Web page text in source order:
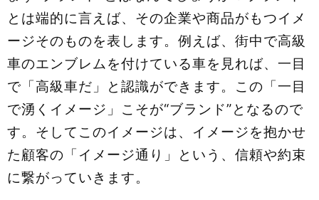
とは端的に言えば、その企業や商品がもつイメ
ージそのものを表します。例えば、街中で高級
車のエンブレムを付けている車を見れば、一目
で「高級車だ」と認識ができます。この「一目
で湧くイメージ」こそが“ブランド”となるので
す。そしてこのイメージは、イメージを抱かせ
た顧客の「イメージ通り」という、信頼や約束
に繋がっていきます。